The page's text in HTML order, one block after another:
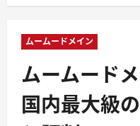
ー
ムームードメイン
ムームード
国内最大級